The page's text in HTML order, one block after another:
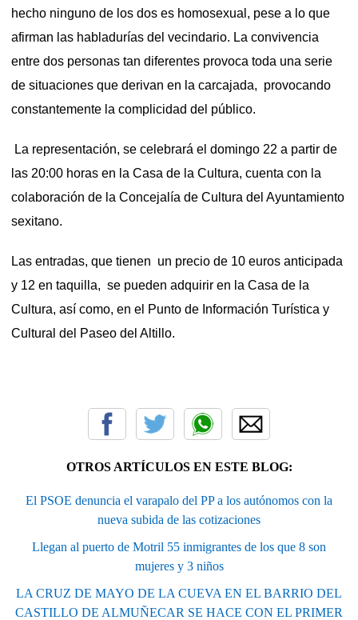
hecho ninguno de los dos es homosexual, pese a lo que
afirman las habladurías del vecindario. La convivencia
entre dos personas tan diferentes provoca toda una serie
de situaciones que derivan en la carcajada, provocando
constantemente la complicidad del público.
La representación, se celebrará el domingo 22 a partir de
las 20:00 horas en la Casa de la Cultura, cuenta con la
colaboración de la Concejalía de Cultura del Ayuntamiento
sexitano.
Las entradas, que tienen un precio de 10 euros anticipada
y 12 en taquilla, se pueden adquirir en la Casa de la
Cultura, así como, en el Punto de Información Turística y
Cultural del Paseo del Altillo.
OTROS ARTÍCULOS EN ESTE BLOG:
El PSOE denuncia el varapalo del PP a los autónomos con la
nueva subida de las cotizaciones
Llegan al puerto de Motril 55 inmigrantes de los que 8 son
mujeres y 3 niños
LA CRUZ DE MAYO DE LA CUEVA EN EL BARRIO DEL
CASTILLO DE ALMUÑECAR SE HACE CON EL PRIMER